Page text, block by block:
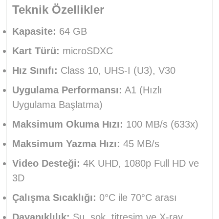
Teknik Özellikler
Kapasite: 64 GB
Kart Türü: microSDXC
Hız Sınıfı: Class 10, UHS-I (U3), V30
Uygulama Performansı: A1 (Hızlı
Uygulama Başlatma)
Maksimum Okuma Hızı: 100 MB/s (633x)
Maksimum Yazma Hızı: 45 MB/s
Video Desteği: 4K UHD, 1080p Full HD ve
3D
Çalışma Sıcaklığı: 0°C ile 70°C arası